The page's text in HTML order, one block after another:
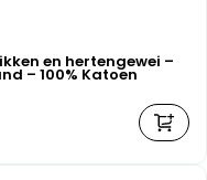
en hertengewei –
– 100% Katoen